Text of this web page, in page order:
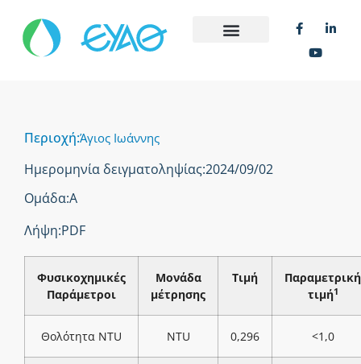
Περιοχή:Άγιος Ιωάννης
Ημερομηνία δειγματοληψίας:2024/09/02
Ομάδα:Α
Λήψη:PDF
Φυσικοχημικές
Παράμετροι
Μονάδα
μέτρησης
Τιμή
Παραμετρική
τιμή1
Θολότητα NTU NTU 0,296 <1,0